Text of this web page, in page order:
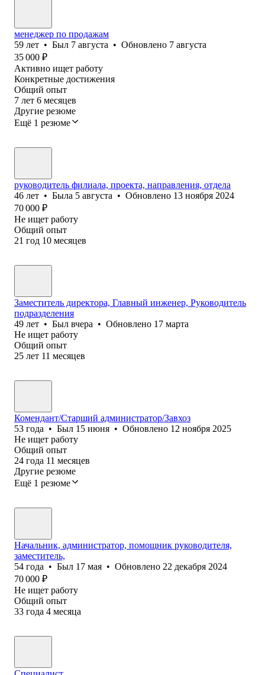
менеджер по продажам
59 лет • Был 7 августа • Обновлено 7 августа
35 000 ₽
Активно ищет работу
Конкретные достижения
Общий опыт
7 лет 6 месяцев
Другие резюме
Ещё 1 резюме
руководитель филиала, проекта, направления, отдела
46 лет • Была 5 августа • Обновлено 13 ноября 2024
70 000 ₽
Не ищет работу
Общий опыт
21 год 10 месяцев
Заместитель директора, Главный инженер, Руководитель
подразделения
49 лет • Был вчера • Обновлено 17 марта
Не ищет работу
Общий опыт
25 лет 11 месяцев
Комендант/Старший администратор/Завхоз
53 года • Был 15 июня • Обновлено 12 ноября 2025
Не ищет работу
Общий опыт
24 года 11 месяцев
Другие резюме
Ещё 1 резюме
Начальник, администратор, помощник руководителя,
заместитель,
54 года • Был 17 мая • Обновлено 22 декабря 2024
70 000 ₽
Не ищет работу
Общий опыт
33 года 4 месяца